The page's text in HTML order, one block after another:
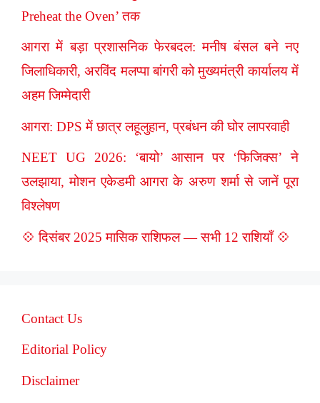
Preheat the Oven’ तक
आगरा में बड़ा प्रशासनिक फेरबदल: मनीष बंसल बने नए
जिलाधिकारी, अरविंद मलप्पा बांगरी को मुख्यमंत्री कार्यालय में
अहम जिम्मेदारी
आगरा: DPS में छात्र लहूलुहान, प्रबंधन की घोर लापरवाही
NEET UG 2026: ‘बायो’ आसान पर ‘फिजिक्स’ ने
उलझाया, मोशन एकेडमी आगरा के अरुण शर्मा से जानें पूरा
विश्लेषण
💠 दिसंबर 2025 मासिक राशिफल — सभी 12 राशियाँ 💠
Contact Us
Editorial Policy
Disclaimer